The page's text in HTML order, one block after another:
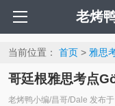
老烤
当前位置： 首页> 雅思
哥廷根雅思考点
老烤鸭小编/昌哥/Dale 发布于